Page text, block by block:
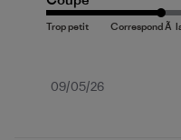
Date
09/05/26